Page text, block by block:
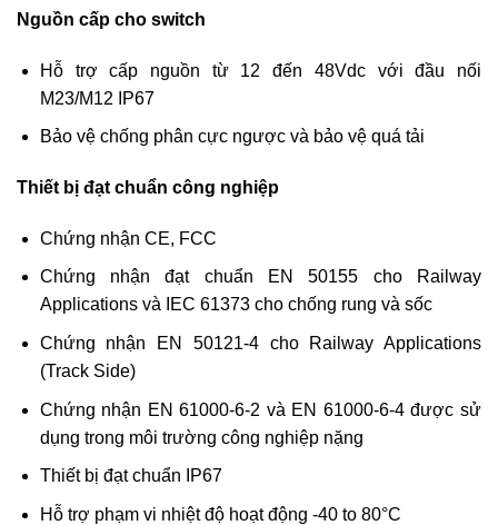
Nguồn cấp cho switch
Hỗ trợ cấp nguồn từ 12 đến 48Vdc với đầu nối
M23/M12 IP67
Bảo vệ chống phân cực ngược và bảo vệ quá tải
Thiết bị đạt chuẩn công nghiệp
Chứng nhận CE, FCC
Chứng nhận đạt chuẩn EN 50155 cho Railway
Applications và IEC 61373 cho chống rung và sốc
Chứng nhận EN 50121-4 cho Railway Applications
(Track Side)
Chứng nhận EN 61000-6-2 và EN 61000-6-4 được sử
dụng trong môi trường công nghiệp nặng
Thiết bị đạt chuẩn IP67
Hỗ trợ phạm vi nhiệt độ hoạt động -40 to 80°C